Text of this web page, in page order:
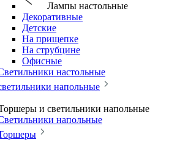
Лампы настольные
Декоративные
Детские
На прищепке
На струбцине
Офисные
настольные
напольные
и светильники напольные
напольные